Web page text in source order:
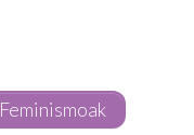
Feminismoak